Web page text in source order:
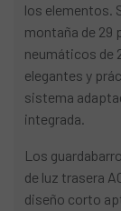
los elementos.
montaña de 29
neumáticos de
elegantes y
sistema
integrada.
Los
de luz trasera
diseño corto